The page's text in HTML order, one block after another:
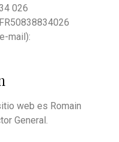
026
mail):
web es Romain
General.